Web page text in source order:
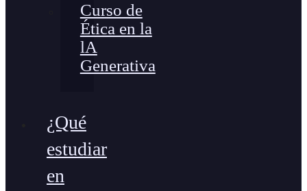
Curso de
Ética en la
lA
Generativa
¿Qué
estudiar
en